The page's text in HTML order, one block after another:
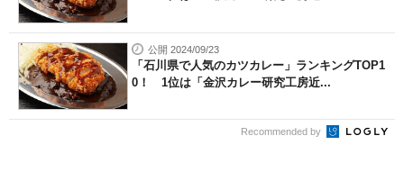
公開 2024/09/23
「石川県で人気のカツカレー」ランキングTOP1
0！ 1位は「金沢カレー研究工房近...
Recommended by